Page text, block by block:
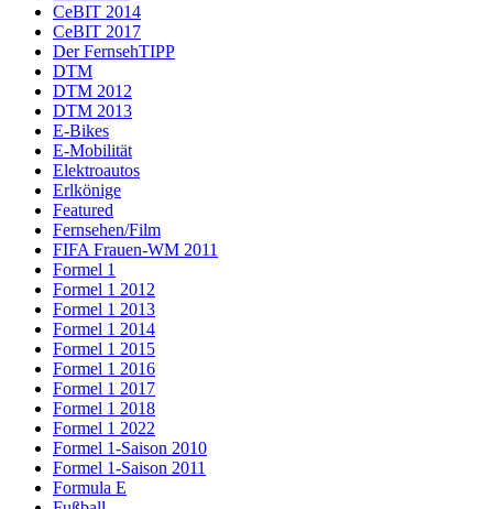
CeBIT 2014
CeBIT 2017
Der FernsehTIPP
DTM
DTM 2012
DTM 2013
E-Bikes
E-Mobilität
Elektroautos
Erlkönige
Featured
Fernsehen/Film
FIFA Frauen-WM 2011
Formel 1
Formel 1 2012
Formel 1 2013
Formel 1 2014
Formel 1 2015
Formel 1 2016
Formel 1 2017
Formel 1 2018
Formel 1 2022
Formel 1-Saison 2010
Formel 1-Saison 2011
Formula E